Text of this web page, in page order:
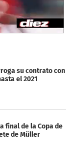
su contrato con
el 2021
final de la Copa de
de Müller